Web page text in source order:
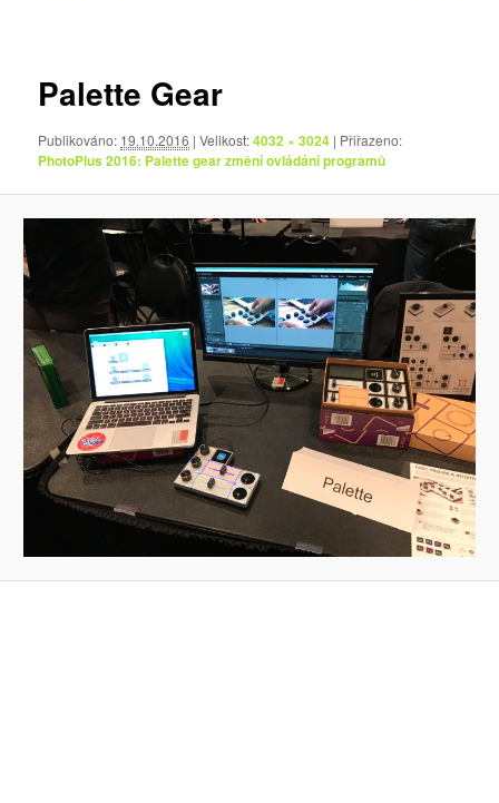
Palette Gear
Publikováno: 19.10.2016 | Velikost:4032 × 3024 | Přiřazeno:
PhotoPlus 2016: Palette gear změní ovládání programů